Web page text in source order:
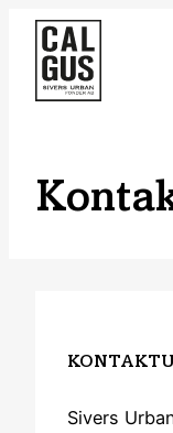
Hoppa
innehåll
Sivers